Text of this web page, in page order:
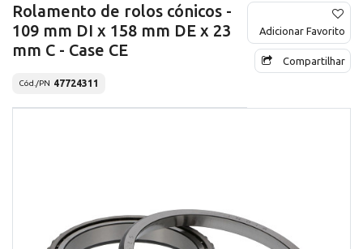
Rolamento de rolos cónicos -
109 mm DI x 158 mm DE x 23
mm C - Case CE
Cód./PN 47724311
Adicionar Favorito
Compartilhar